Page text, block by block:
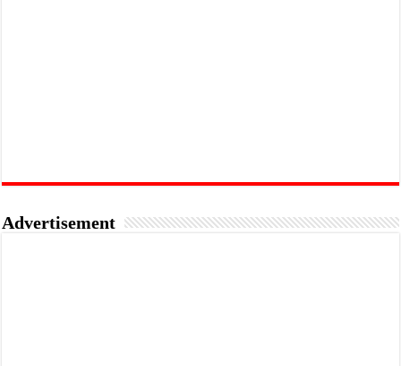
Advertisement